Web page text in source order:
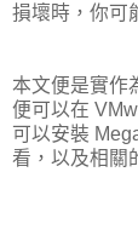
損壞時，你可
本文便是實作
便可以在
可以安裝
看，以及相關